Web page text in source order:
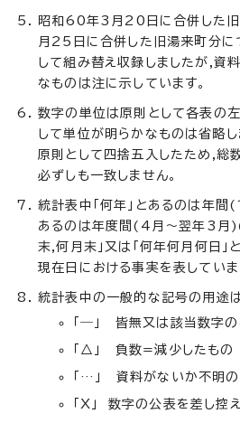
昭和60年3月20日に合併した
月25日に合併した旧湯来町分に
して組み替え収録しましたが,資
なものは注に示しています。
数字の単位は原則として各表の
して単位が明らかなものは省略
原則として四捨五入したため,総
必ずしも一致しません。
統計表中「何年」とあるのは年間
あるのは年度間(4月～翌年3月)
末,何月末」又は「何年何月何日」
現在日における事実を表していま
統計表中の一般的な記号の用途は
「―」 皆無又は該当数字
「△」 負数=減少したもの
「…」 資料がないか不明の
「X」 数字の公表を差し控